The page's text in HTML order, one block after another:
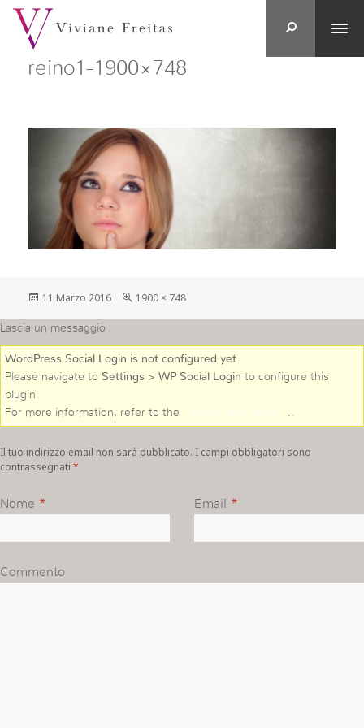
reino1-1900×748
Postato
11 Marzo 2016
Full
1900 × 748
Lascia un messaggio
WordPress Social Login is not configured yet.
Please navigate to Settings > WP Social Login to configure this
plugin.
For more information, refer to the
online user guide ..
Il tuo indirizzo email non sarà pubblicato. I campi obbligatori sono
contrassegnati *
Nome * Email *
Commento